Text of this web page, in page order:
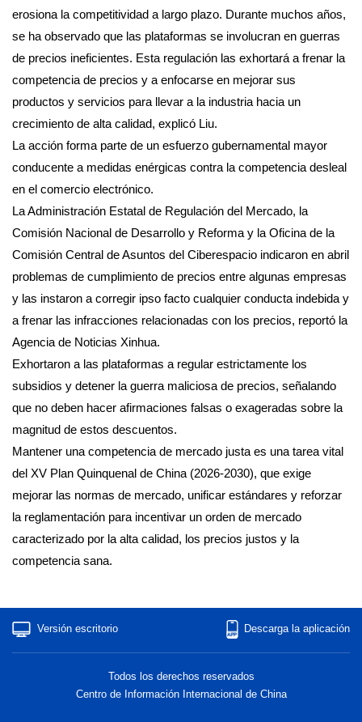
erosiona la competitividad a largo plazo. Durante muchos años,
se ha observado que las plataformas se involucran en guerras
de precios ineficientes. Esta regulación las exhortará a frenar la
competencia de precios y a enfocarse en mejorar sus
productos y servicios para llevar a la industria hacia un
crecimiento de alta calidad, explicó Liu.
La acción forma parte de un esfuerzo gubernamental mayor
conducente a medidas enérgicas contra la competencia desleal
en el comercio electrónico.
La Administración Estatal de Regulación del Mercado, la
Comisión Nacional de Desarrollo y Reforma y la Oficina de la
Comisión Central de Asuntos del Ciberespacio indicaron en abril
problemas de cumplimiento de precios entre algunas empresas
y las instaron a corregir ipso facto cualquier conducta indebida y
a frenar las infracciones relacionadas con los precios, reportó la
Agencia de Noticias Xinhua.
Exhortaron a las plataformas a regular estrictamente los
subsidios y detener la guerra maliciosa de precios, señalando
que no deben hacer afirmaciones falsas o exageradas sobre la
magnitud de estos descuentos.
Mantener una competencia de mercado justa es una tarea vital
del XV Plan Quinquenal de China (2026-2030), que exige
mejorar las normas de mercado, unificar estándares y reforzar
la reglamentación para incentivar un orden de mercado
caracterizado por la alta calidad, los precios justos y la
competencia sana.
Versión escritorio Descarga la aplicación
Todos los derechos reservados
Centro de Información Internacional de China